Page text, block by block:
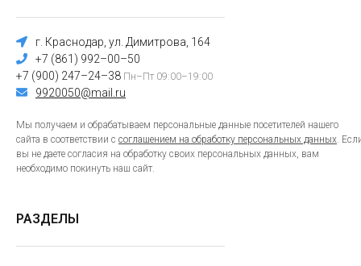
г. Краснодар, ул. Димитрова, 164
+7 (861) 992–00–50
+7 (900) 247–24–38 Пн–Пт 09:00–19:00
9920050@mail.ru
Мы получаем и обрабатываем персональные данные посетителей нашего
сайта в соответствии с соглашением на обработку персональных данных.
вы не даете согласия на обработку своих персональных данных, вам
необходимо покинуть наш сайт.
РАЗДЕЛЫ